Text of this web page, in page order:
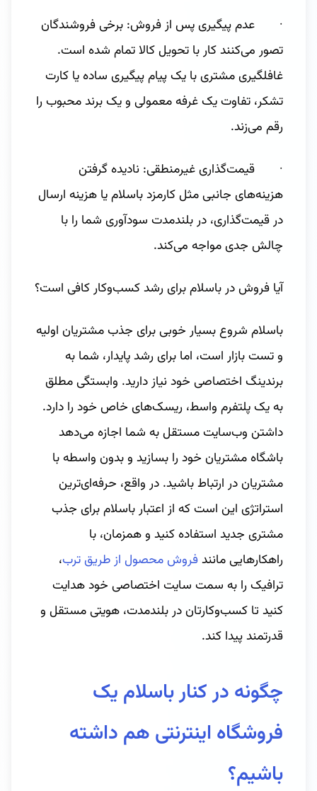
· عدم پیگیری پس از فروش: برخی فروشندگان
تصور می‌کنند کار با تحویل کالا تمام شده است.
غافلگیری مشتری با یک پیام پیگیری ساده یا کارت
تشکر، تفاوت یک غرفه معمولی و یک برند محبوب را
رقم می‌زند.
· قیمت‌گذاری غیرمنطقی: نادیده گرفتن
هزینه‌های جانبی مثل کارمزد باسلام یا هزینه ارسال
در قیمت‌گذاری، در بلندمدت سودآوری شما را با
چالش جدی مواجه می‌کند.
آیا فروش در باسلام برای رشد کسب‌وکار کافی است؟
باسلام شروع بسیار خوبی برای جذب مشتریان اولیه
و تست بازار است، اما برای رشد پایدار، شما به
برندینگ اختصاصی خود نیاز دارید. وابستگی مطلق
به یک پلتفرم واسط، ریسک‌های خاص خود را دارد.
داشتن وب‌سایت مستقل به شما اجازه می‌دهد
باشگاه مشتریان خود را بسازید و بدون واسطه با
مشتریان در ارتباط باشید. در واقع، حرفه‌ای‌ترین
استراتژی این است که از اعتبار باسلام برای جذب
مشتری جدید استفاده کنید و همزمان، با
راهکارهایی مانندفروش محصول از طریق ترب،
ترافیک را به سمت سایت اختصاصی خود هدایت
کنید تا کسب‌وکارتان در بلندمدت، هویتی مستقل و
قدرتمند پیدا کند.
چگونه در کنار باسلام یک
فروشگاه اینترنتی هم داشته
باشیم؟